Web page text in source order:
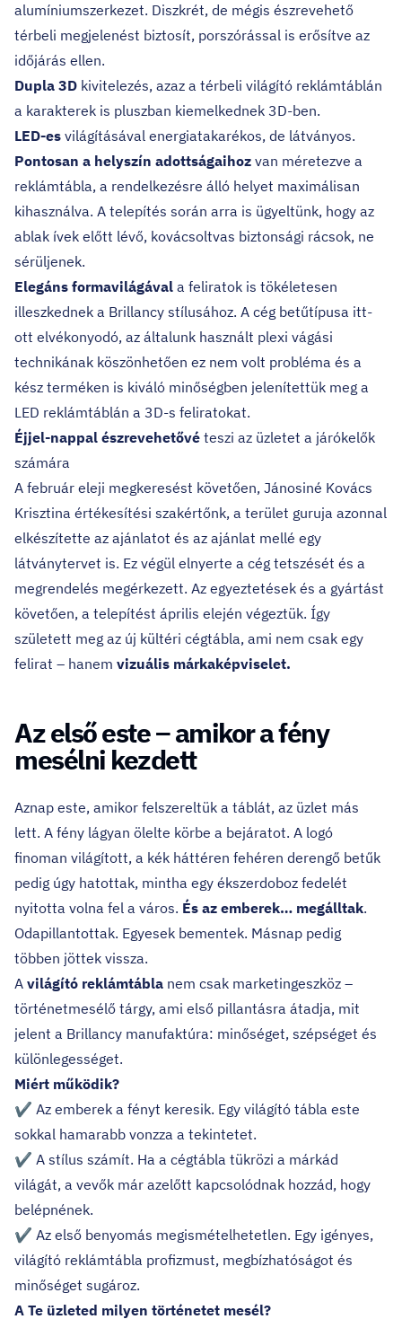
alumíniumszerkezet. Diszkrét, de mégis észrevehető
térbeli megjelenést biztosít, porszórással is erősítve az
időjárás ellen.
Dupla 3D kivitelezés, azaz a térbeli világító reklámtáblán
a karakterek is pluszban kiemelkednek 3D-ben.
LED-es világításával energiatakarékos, de látványos.
Pontosan a helyszín adottságaihoz van méretezve a
reklámtábla, a rendelkezésre álló helyet maximálisan
kihasználva. A telepítés során arra is ügyeltünk, hogy az
ablak ívek előtt lévő, kovácsoltvas biztonsági rácsok, ne
sérüljenek.
Elegáns formavilágával a feliratok is tökéletesen
illeszkednek a Brillancy stílusához. A cég betűtípusa itt-
ott elvékonyodó, az általunk használt plexi vágási
technikának köszönhetően ez nem volt probléma és a
kész terméken is kiváló minőségben jelenítettük meg a
LED reklámtáblán a 3D-s feliratokat.
Éjjel-nappal észrevehetővé teszi az üzletet a járókelők
számára
A február eleji megkeresést követően, Jánosiné Kovács
Krisztina értékesítési szakértőnk, a terület guruja azonnal
elkészítette az ajánlatot és az ajánlat mellé egy
látványtervet is. Ez végül elnyerte a cég tetszését és a
megrendelés megérkezett. Az egyeztetések és a gyártást
követően, a telepítést április elején végeztük. Így
született meg az új kültéri cégtábla, ami nem csak egy
felirat – hanem vizuális márkaképviselet.
Az első este – amikor a fény
mesélni kezdett
Aznap este, amikor felszereltük a táblát, az üzlet más
lett. A fény lágyan ölelte körbe a bejáratot. A logó
finoman világított, a kék háttéren fehéren derengő betűk
pedig úgy hatottak, mintha egy ékszerdoboz fedelét
nyitotta volna fel a város. És az emberek… megálltak.
Odapillantottak. Egyesek bementek. Másnap pedig
többen jöttek vissza.
A világító reklámtábla nem csak marketingeszköz –
történetmesélő tárgy, ami első pillantásra átadja, mit
jelent a Brillancy manufaktúra: minőséget, szépséget és
különlegességet.
Miért működik?
✔️ Az emberek a fényt keresik. Egy világító tábla este
sokkal hamarabb vonzza a tekintetet.
✔️ A stílus számít. Ha a cégtábla tükrözi a márkád
világát, a vevők már azelőtt kapcsolódnak hozzád, hogy
belépnének.
✔️ Az első benyomás megismételhetetlen. Egy igényes,
világító reklámtábla profizmust, megbízhatóságot és
minőséget sugároz.
A Te üzleted milyen történetet mesél?